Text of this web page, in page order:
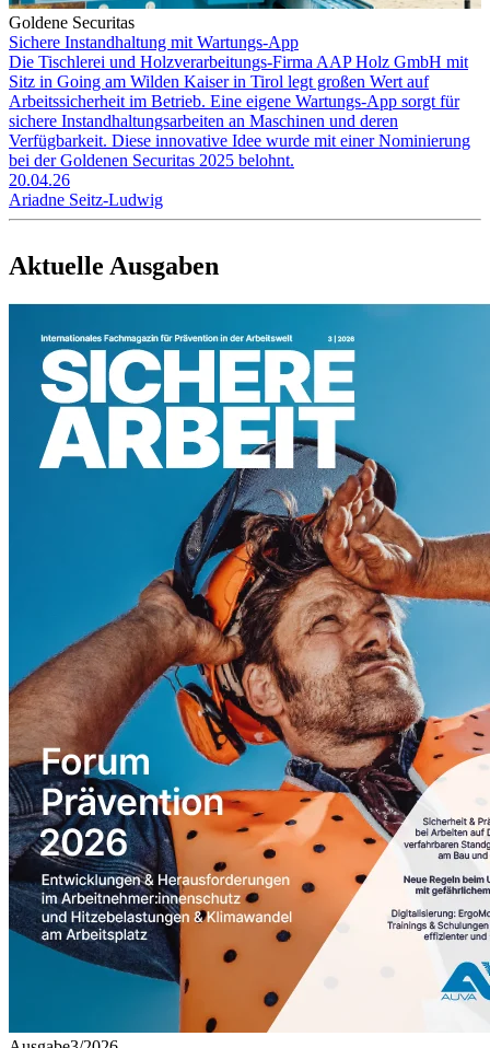
Goldene Securitas
Sichere Instandhaltung mit Wartungs-App
Die Tischlerei und Holzverarbeitungs-Firma AAP Holz GmbH mit
Sitz in Going am Wilden Kaiser in Tirol legt großen Wert auf
Arbeitssicherheit im Betrieb. Eine eigene Wartungs-App sorgt für
sichere Instandhaltungsarbeiten an Maschinen und deren
Verfügbarkeit. Diese innovative Idee wurde mit einer Nominierung
bei der Goldenen Securitas 2025 belohnt.
20.04.26
Ariadne Seitz-Ludwig
Aktuelle Ausgaben